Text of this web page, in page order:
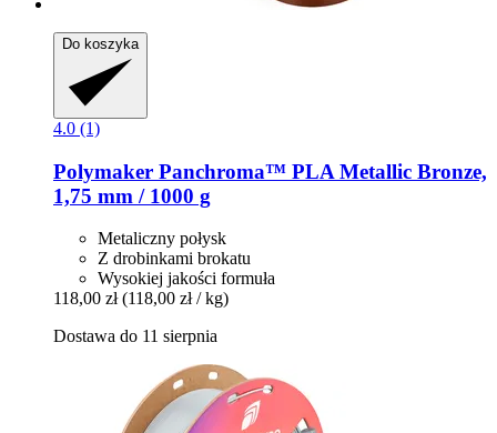
Do koszyka
4.0 (1)
Polymaker Panchroma™ PLA Metallic Bronze,
1,75 mm / 1000 g
Metaliczny połysk
Z drobinkami brokatu
Wysokiej jakości formuła
118,00 zł (118,00 zł / kg)
Dostawa do 11 sierpnia